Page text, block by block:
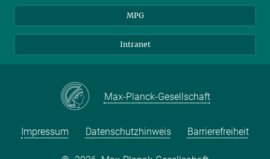
MPG
Intranet
Max-Planck-Gesellschaft
Impressum Datenschutzhinweis Barrierefreiheit